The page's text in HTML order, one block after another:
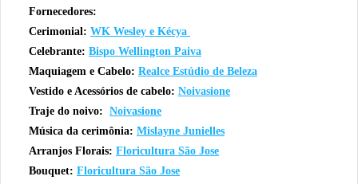
Fornecedores:
Cerimonial: WK Wesley e Kécya
Celebrante: Bispo Wellington Paiva
Maquiagem e Cabelo: Realce Estúdio de Beleza
Vestido e Acessórios de cabelo: Noivasione
Traje do noivo: Noivasione
Música da cerimônia: Mislayne Junielles
Arranjos Florais: Floricultura São Jose
Bouquet: Floricultura São Jose